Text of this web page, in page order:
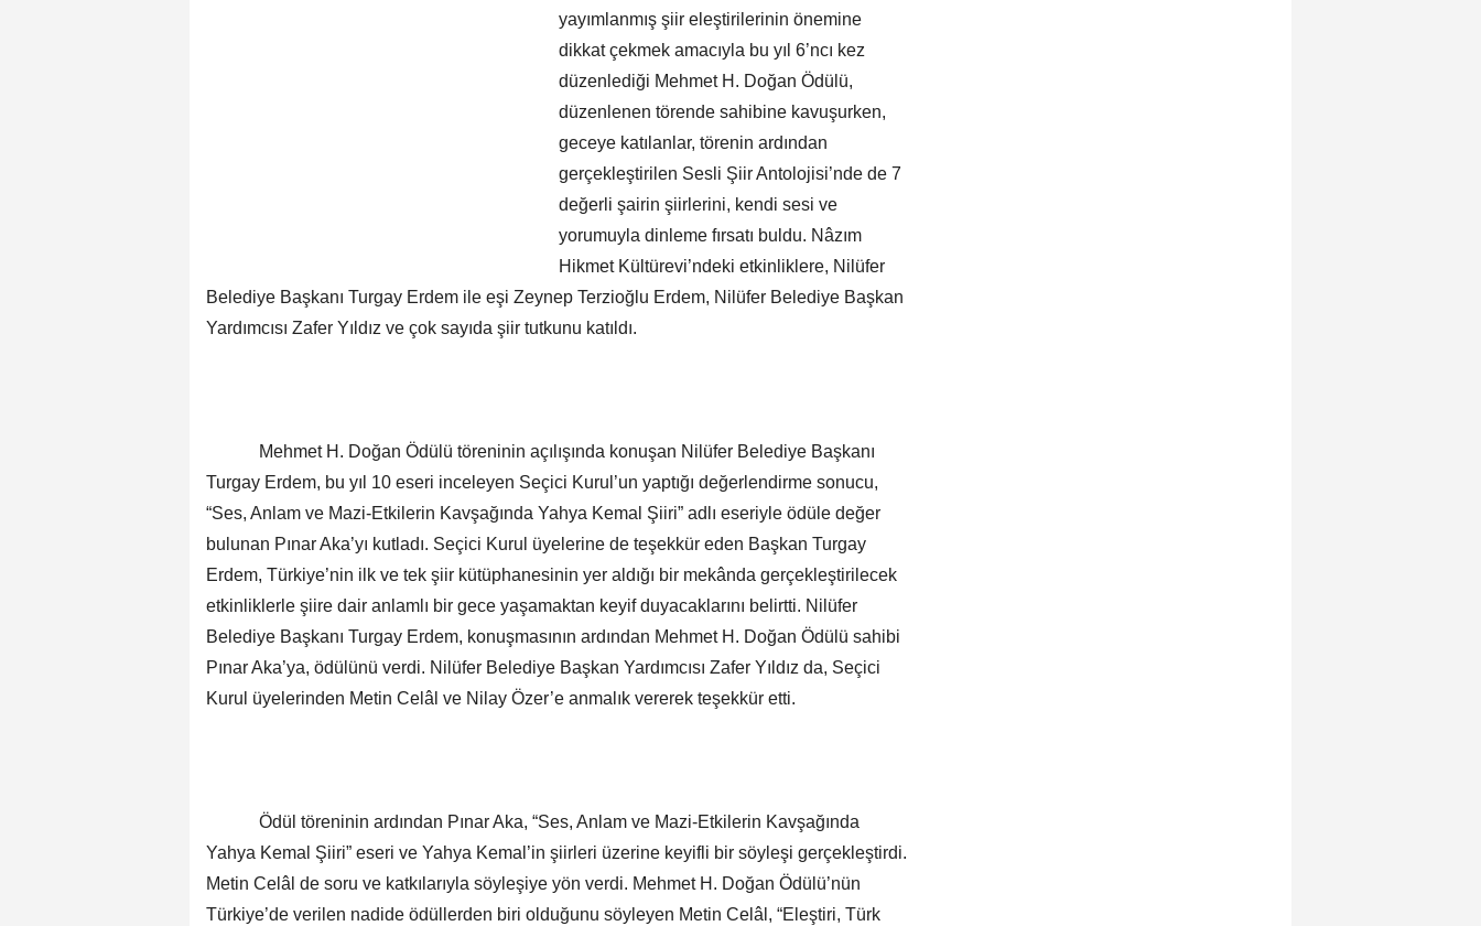
yayımlanmış şiir eleştirilerinin önemine
dikkat çekmek amacıyla bu yıl 6’ncı kez
düzenlediği Mehmet H. Doğan Ödülü,
düzenlenen törende sahibine kavuşurken,
geceye katılanlar, törenin ardından
gerçekleştirilen Sesli Şiir Antolojisi’nde de 7
değerli şairin şiirlerini, kendi sesi ve
yorumuyla dinleme fırsatı buldu. Nâzım
Hikmet Kültürevi’ndeki etkinliklere, Nilüfer
Belediye Başkanı Turgay Erdem ile eşi Zeynep Terzioğlu Erdem, Nilüfer Belediye Başkan
Yardımcısı Zafer Yıldız ve çok sayıda şiir tutkunu katıldı.
Mehmet H. Doğan Ödülü töreninin açılışında konuşan Nilüfer Belediye Başkanı
Turgay Erdem, bu yıl 10 eseri inceleyen Seçici Kurul’un yaptığı değerlendirme sonucu,
“Ses, Anlam ve Mazi-Etkilerin Kavşağında Yahya Kemal Şiiri” adlı eseriyle ödüle değer
bulunan Pınar Aka’yı kutladı. Seçici Kurul üyelerine de teşekkür eden Başkan Turgay
Erdem, Türkiye’nin ilk ve tek şiir kütüphanesinin yer aldığı bir mekânda gerçekleştirilecek
etkinliklerle şiire dair anlamlı bir gece yaşamaktan keyif duyacaklarını belirtti. Nilüfer
Belediye Başkanı Turgay Erdem, konuşmasının ardından Mehmet H. Doğan Ödülü sahibi
Pınar Aka’ya, ödülünü verdi. Nilüfer Belediye Başkan Yardımcısı Zafer Yıldız da, Seçici
Kurul üyelerinden Metin Celâl ve Nilay Özer’e anmalık vererek teşekkür etti.
Ödül töreninin ardından Pınar Aka, “Ses, Anlam ve Mazi-Etkilerin Kavşağında
Yahya Kemal Şiiri” eseri ve Yahya Kemal’in şiirleri üzerine keyifli bir söyleşi gerçekleştirdi.
Metin Celâl de soru ve katkılarıyla söyleşiye yön verdi. Mehmet H. Doğan Ödülü’nün
Türkiye’de verilen nadide ödüllerden biri olduğunu söyleyen Metin Celâl, “Eleştiri, Türk